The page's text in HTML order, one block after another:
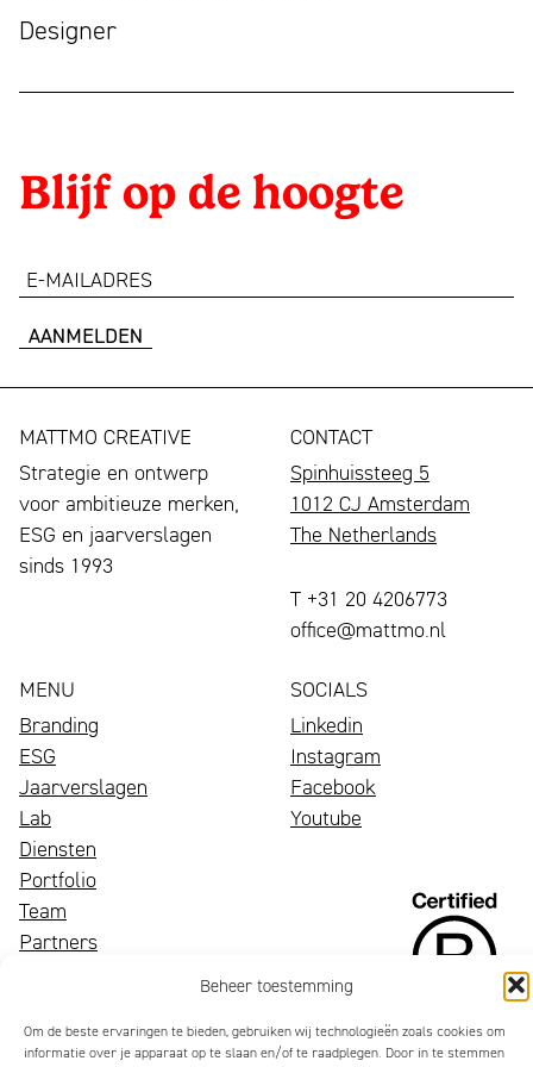
Beheer toestemming
Om de beste ervaringen te bieden, gebruiken wij technologieën zoals cookies om
informatie over je apparaat op te slaan en/of te raadplegen. Door in te stemmen
Designer
Blijf op de hoogte
e-
MATTMO CREATIVE
Strategie en ontwerp
voor ambitieuze merken,
ESG en jaarverslagen
sinds 1993
CONTACT
Spinhuissteeg 5
1012 CJ Amsterdam
The Netherlands
T +31 20 4206773
office@mattmo.nl
MENU
Branding
ESG
Jaarverslagen
Lab
Diensten
Portfolio
Een
bloeiend
aandacht,
Team
Wij
gespecialiseerd
Partners
SOCIALS
Linkedin
Instagram
Facebook
Youtube